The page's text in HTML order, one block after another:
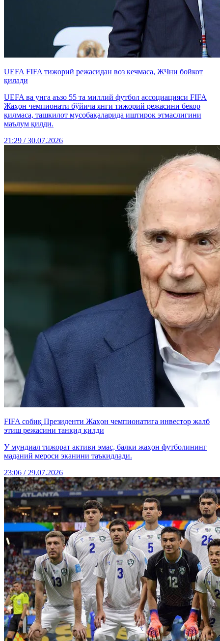
UEFA FIFA тижорий режасидан воз кечмаса, ЖЧни бойкот
қилади
UEFA ва унга аъзо 55 та миллий футбол ассоциацияси FIFA
Жаҳон чемпионати бўйича янги тижорий режасини бекор
қилмаса, ташкилот мусобақаларида иштирок этмаслигини
маълум қилди.
21:29 / 30.07.2026
FIFA собиқ Президенти Жаҳон чемпионатига инвестор жалб
этиш режасини танқид қилди
У мундиал тижорат активи эмас, балки жаҳон футболининг
маданий мероси эканини таъкидлади.
23:06 / 29.07.2026